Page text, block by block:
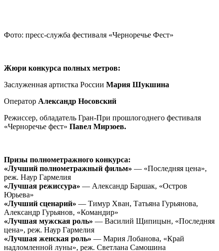
Фото: пресс-служба фестиваля «Черноречье Фест»
Жюри конкурса полных метров:
Заслуженная артистка России Мария Шукшина
Оператор Александр Носовский
Режиссер, обладатель Гран-При прошлогоднего фестиваля
«Черноречье фест» Павел Мирзоев.
Призы полнометражного конкурса:
«Лучший полнометражный фильм» — «Последняя цена»,
реж. Наур Гармелия
«Лучшая режиссура» — Александр Баршак, «Остров
Юрьева»
«Лучший сценарий» — Тимур Хван, Татьяна Гурьянова,
Александр Гурьянов, «Командир»
«Лучшая мужская роль» — Василий Щипицын, «Последняя
цена», реж. Наур Гармелия
«Лучшая женская роль» — Мария Лобанова, «Край
надломленной луны», реж. Светлана Самошина